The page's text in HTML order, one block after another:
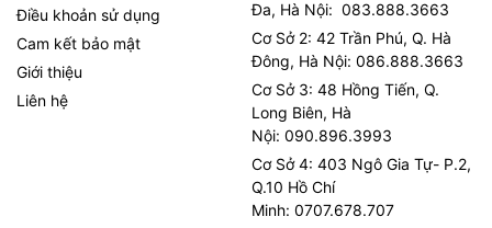
Điều khoản sử dụng
Cam kết bảo mật
Giới thiệu
Liên hệ
Đa, Hà Nội: 083.888.3663
Cơ Sở 2: 42 Trần Phú, Q. Hà
Đông, Hà Nội: 086.888.3663
Cơ Sở 3: 48 Hồng Tiến, Q.
Long Biên, Hà
Nội: 090.896.3993
Cơ Sở 4: 403 Ngô Gia Tự- P.2,
Q.10 Hồ Chí
Minh: 0707.678.707